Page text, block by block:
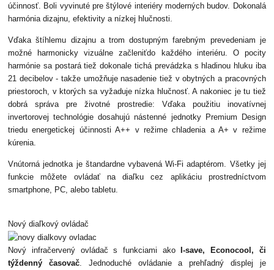
účinnosť. Boli vyvinuté pre štýlové interiéry moderných budov. Dokonalá
harmónia dizajnu, efektivity a nízkej hlučnosti.
Vďaka štíhlemu dizajnu a trom dostupným farebným prevedeniam je
možné harmonicky vizuálne začleniťdo každého interiéru. O pocity
harmónie sa postará tiež dokonale tichá prevádzka s hladinou hluku iba
21 decibelov - takže umožňuje nasadenie tiež v obytných a pracovných
priestoroch, v ktorých sa vyžaduje nízka hlučnosť. A nakoniec je tu tiež
dobrá správa pre životné prostredie: Vďaka použitiu inovatívnej
invertorovej technológie dosahujú nástenné jednotky Premium Design
triedu energetickej účinnosti A++ v režime chladenia a A+ v režime
kúrenia.
Vnútorná jednotka je štandardne vybavená Wi-Fi adaptérom. Všetky jej
funkcie môžete ovládať na diaľku cez aplikáciu prostredníctvom
smartphone, PC, alebo tabletu.
Nový diaľkový ovládač
Nový infračervený ovládač s funkciami akoI-save, Econocool, či
týždenný časovač. Jednoduché ovládanie a prehľadný displej je